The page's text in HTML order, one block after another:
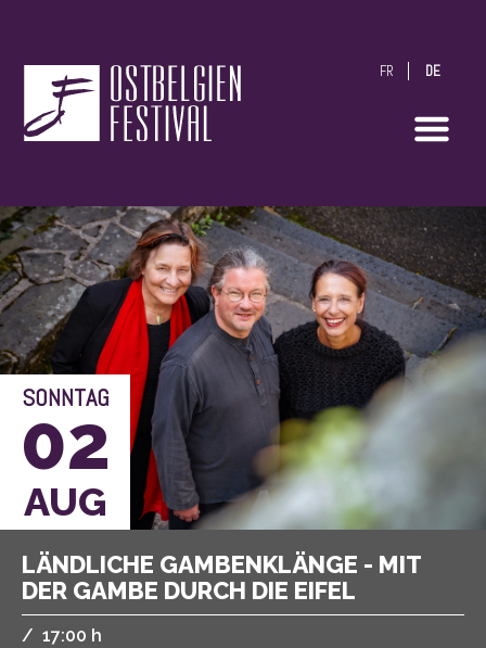
FR DE
DER GAMBE DURCH DIE EIFEL
/ 17:00 h
SONNTAG
02
AUG